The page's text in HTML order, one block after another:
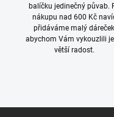
balíčku jedinečný půvab.
nákupu nad 600 Kč
přidáváme malý
abychom Vám vykouzlili
větší radost.